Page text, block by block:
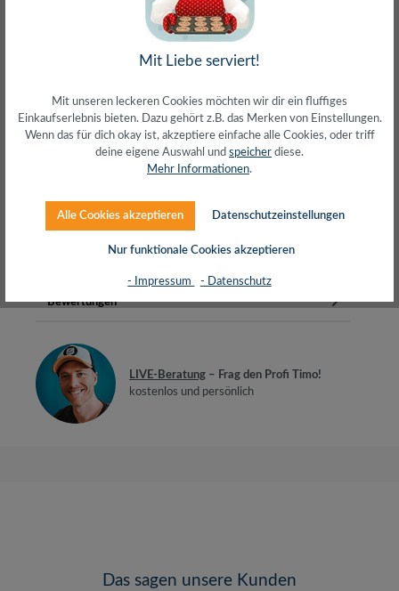
kostenlos und persönlich
Über 20+ Jahre Erfahrung
wir wissen von was wir sprechen
AluminiumdrahtFlexibler PVC Mantel2 x R…
Bewertungen
LIVE-Beratung – Frag den Profi Timo!
kostenlos und persönlich
Das sagen unsere Kunden
Mit Liebe serviert!
Mit unseren leckeren Cookies möchten wir dir ein fluffiges
Einkaufserlebnis bieten. Dazu gehört z.B. das Merken von Einstellungen.
Wenn das für dich okay ist, akzeptiere einfache alle Cookies, oder triff
deine eigene Auswahl und speicher diese.
Mehr Informationen.
Alle Cookies akzeptieren Datenschutzeinstellungen
Nur funktionale Cookies akzeptieren
- Impressum - Datenschutz